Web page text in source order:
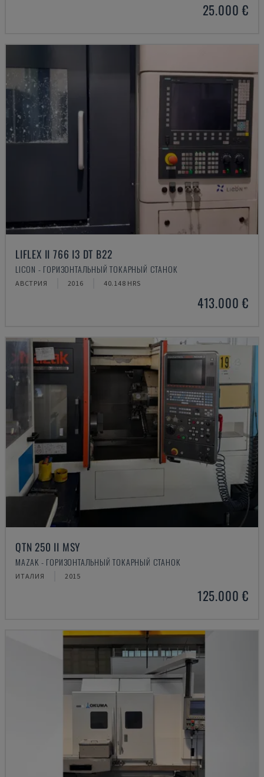
25.000 €
LIFLEX II 766 I3 DT B22
LICON - ГОРИЗОНТАЛЬНЫЙ ТОКАРНЫЙ СТАНОК
АВСТРИЯ 2016 40.148 HRS
413.000 €
QTN 250 II MSY
MAZAK - ГОРИЗОНТАЛЬНЫЙ ТОКАРНЫЙ СТАНОК
ИТАЛИЯ 2015
125.000 €